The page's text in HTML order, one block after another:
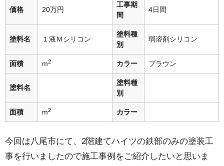
価格 20万円
工事期
間
4日間
塗料名 １液Ｍシリコン
塗料種
別
弱溶剤シリコン
面積 m2 カラー ブラウン
塗料名
塗料種
別
面積 m2 カラー
今回は八尾市にて、2階建てハイツの鉄部のみの塗装工
事を行いましたので施工事例をご紹介したいと思いま